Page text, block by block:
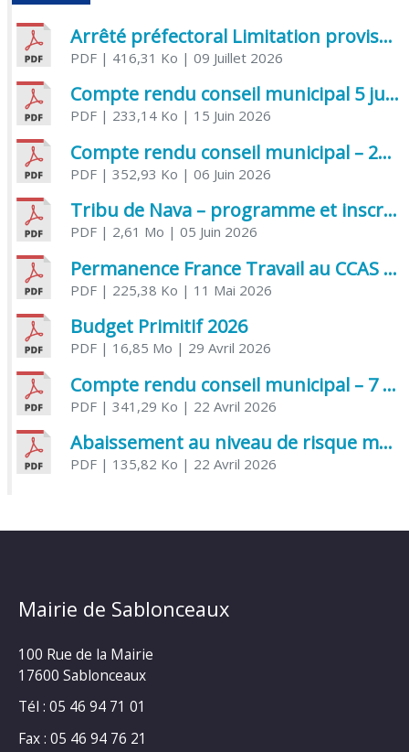
Arrêté préfectoral Limitation provisoire des usages de l’eau
PDF| 416,31 Ko | 09 Juillet 2026
Compte rendu conseil municipal 5 juin 2026 sénatoriale
PDF| 233,14 Ko | 15 Juin 2026
Compte rendu conseil municipal – 21 avril 2026
PDF| 352,93 Ko | 06 Juin 2026
Tribu de Nava – programme et inscriptions été 2026
PDF| 2,61 Mo | 05 Juin 2026
Permanence France Travail au CCAS de Saujon Juin 2026
PDF| 225,38 Ko | 11 Mai 2026
Budget Primitif 2026
PDF| 16,85 Mo | 29 Avril 2026
Compte rendu conseil municipal – 7 avril 2026
PDF| 341,29 Ko | 22 Avril 2026
Abaissement au niveau de risque modéré de l’Influenza aviaire
PDF| 135,82 Ko | 22 Avril 2026
Mairie de Sablonceaux
100 Rue de la Mairie
17600 Sablonceaux
Tél : 05 46 94 71 01
Fax : 05 46 94 76 21